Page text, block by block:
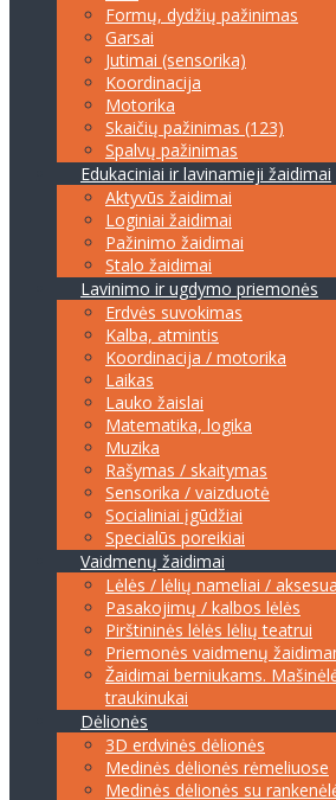
Formų, dydžių pažinimas
Garsai
Jutimai (sensorika)
Koordinacija
Motorika
Skaičių pažinimas (123)
Spalvų pažinimas
Edukaciniai ir lavinamieji žaidimai
Aktyvūs žaidimai
Loginiai žaidimai
Pažinimo žaidimai
Stalo žaidimai
Lavinimo ir ugdymo priemonės
Erdvės suvokimas
Kalba, atmintis
Koordinacija / motorika
Laikas
Lauko žaislai
Matematika, logika
Muzika
Rašymas / skaitymas
Sensorika / vaizduotė
Socialiniai įgūdžiai
Specialūs poreikiai
Vaidmenų žaidimai
Lėlės / lėlių nameliai /
Pasakojimų / kalbos lėlės
Pirštininės lėlės lėlių teatrui
Priemonės vaidmenų
Žaidimai berniukams.
traukinukai
Dėlionės
3D erdvinės dėlionės
Medinės dėlionės rėmeliuose
Medinės dėlionės su